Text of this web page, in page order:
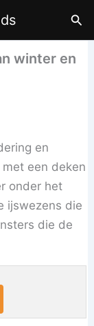
winter en
en
een deken
onder het
ijswezens die
die de